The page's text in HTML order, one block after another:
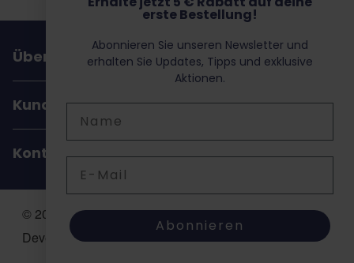
Über Dochorse
Kundenservice
Kontakt
© 2026 Dochorse. All Rights Reserved. Design &
Development by -Accent Interactive
erste Bestellung!
Abonnieren Sie unseren Newsletter und
erhalten Sie Updates, Tipps und exklusive
Aktionen.
Abonnieren